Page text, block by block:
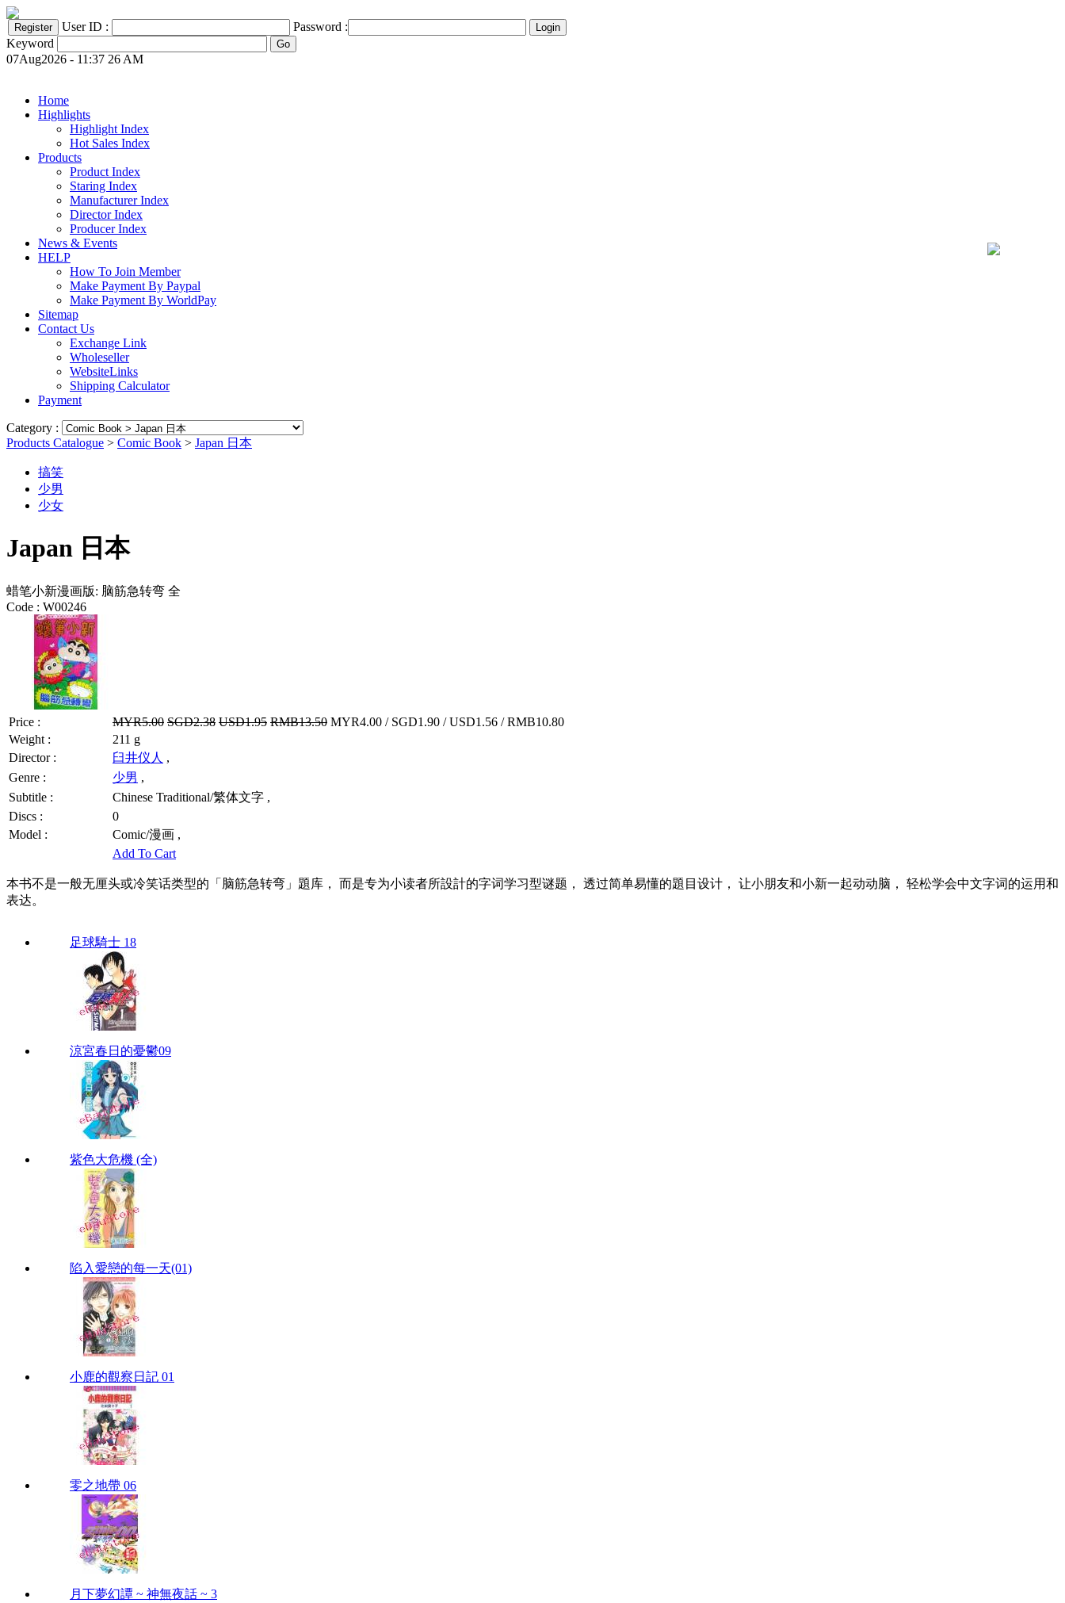
User ID :
Password :
Keyword
07Aug2026 - 11:37 26 AM
Home
Highlights
Highlight Index
Hot Sales Index
Products
Product Index
Staring Index
Manufacturer Index
Director Index
Producer Index
News & Events
HELP
How To Join Member
Make Payment By Paypal
Make Payment By WorldPay
Sitemap
Contact Us
Exchange Link
Wholeseller
WebsiteLinks
Shipping Calculator
Payment
Category :
Products Catalogue > Comic Book > Japan 日本
搞笑
少男
少女
Japan 日本
蜡笔小新漫画版: 脑筋急转弯 全
Code : W00246
Price : MYR5.00 SGD2.38 USD1.95 RMB13.50 MYR4.00 / SGD1.90 / USD1.56 / RMB10.80
Weight :
211 g
Director :
臼井仪人 ,
Genre :
少男 ,
Subtitle :
Chinese Traditional/繁体文字 ,
Discs :
0
Model :
Comic/漫画 ,
Add To Cart
本书不是一般无厘头或冷笑话类型的「脑筋急转弯」題库， 而是专为小读者所設計的字词学习型谜题， 透过简单易懂的題目设计， 让小朋友和小新一起动动脑， 轻松学会中文字词的运用和
表达。
足球騎士 18
涼宮春日的憂鬱09
紫色大危機 (全)
陷入愛戀的每一天(01)
小鹿的觀察日記 01
零之地帶 06
月下夢幻譚 ~ 神無夜話 ~ 3